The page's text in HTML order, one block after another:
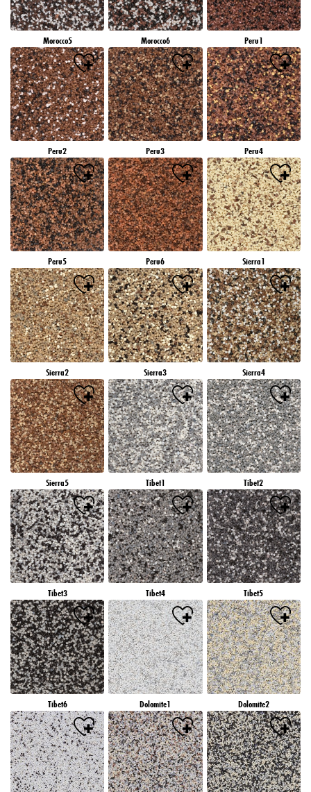
Morocco5 Morocco6 Peru1
Peru2 Peru3 Peru4
Peru5 Peru6 Sierra1
Sierra2 Sierra3 Sierra4
Sierra5 Tibet1 Tibet2
Tibet3 Tibet4 Tibet5
Tibet6 Dolomite1 Dolomite2